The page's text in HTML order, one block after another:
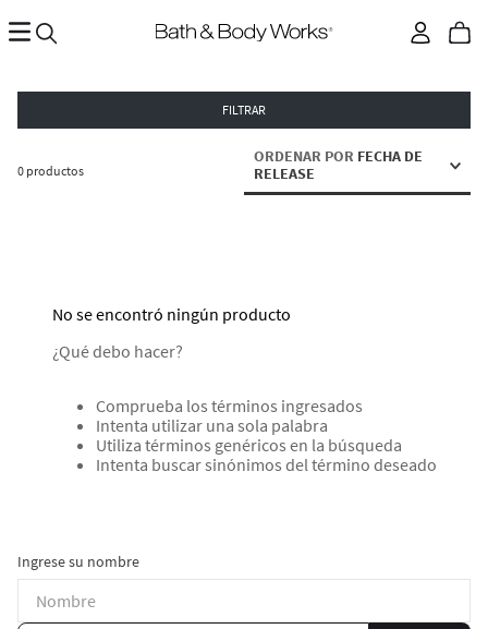
FILTRAR
0 productos
ORDENAR POR FECHA DE
RELEASE
No se encontró ningún producto
¿Qué debo hacer?
Comprueba los términos ingresados
Intenta utilizar una sola palabra
Utiliza términos genéricos en la búsqueda
Intenta buscar sinónimos del término deseado
Ingrese su nombre